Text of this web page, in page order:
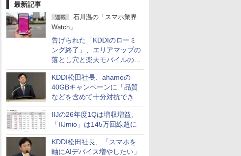
最新記事
連載
石川温の「スマホ業界
Watch」
告げられた「KDDIのローミ
ング終了」、エリアマップの
落とし穴と楽天モバイルの課
題
KDDI松田社長、ahamoの
40GBキャンペーンに「品質
などを含めて十分対抗でき
る」
IIJの26年度1Qは増収増益、
「IIJmio」は145万回線超に
KDDI松田社長、「スマホを
軸にAIデバイス増やしたい」